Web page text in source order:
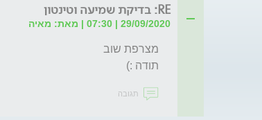
RE: בדיקת שמיעה וטינטון
29/09/2020 | 07:30 | מאת: מאיה
תודה :)
תגובה